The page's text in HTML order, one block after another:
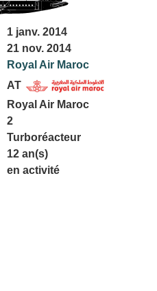
1 janv. 2014
21 nov. 2014
Royal Air Maroc
AT
Royal Air Maroc
2
Turboréacteur
12 an(s)
en activité